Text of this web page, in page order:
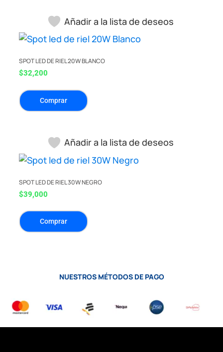
Añadir a la lista de deseos
SPOT LED DE RIEL 20W BLANCO
$32,200
Comprar
Añadir a la lista de deseos
SPOT LED DE RIEL 30W NEGRO
$39,000
Comprar
NUESTROS MÉTODOS DE PAGO